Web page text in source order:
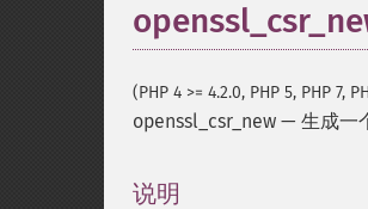
(PHP 4 >= 4.2.0, PHP 5, PHP 7,
openssl_csr_new — 生成一
说明